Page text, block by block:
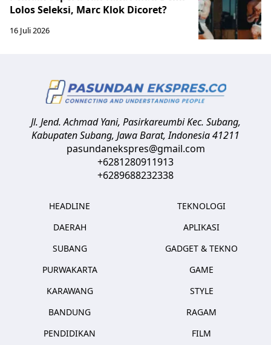
Lolos Seleksi, Marc Klok Dicoret?
16 Juli 2026
Jl. Jend. Achmad Yani, Pasirkareumbi Kec. Subang,
Kabupaten Subang, Jawa Barat,Indonesia41211
pasundanekspres@gmail.com
+6281280911913
+6289688232338
HEADLINE
DAERAH
SUBANG
PURWAKARTA
KARAWANG
BANDUNG
PENDIDIKAN
TEKNOLOGI
APLIKASI
GADGET & TEKNO
GAME
STYLE
RAGAM
FILM